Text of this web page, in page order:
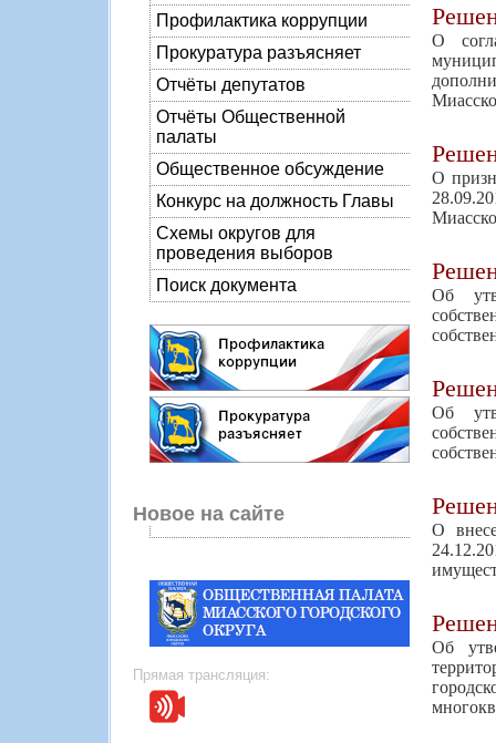
Профилактика коррупции
Прокуратура разъясняет
Отчёты депутатов
Отчёты Общественной
палаты
Общественное обсуждение
Конкурс на должность Главы
Схемы округов для
проведения выборов
Поиск документа
Новое на сайте
Прямая трансляция:
О
О
Об
Об
О
Об